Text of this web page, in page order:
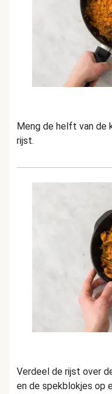
Meng de helft van de
rijst.
Verdeel de rijst over
en de spekblokjes op